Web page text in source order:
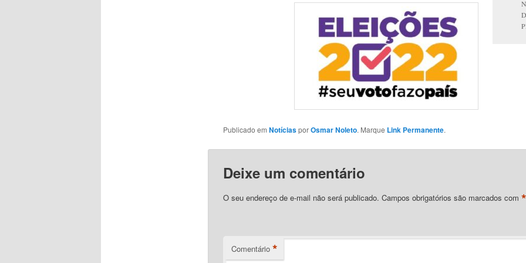
Publicado em NotíciasporOsmar Noleto. Marque Link Permanente.
Deixe um comentário
O seu endereço de e-mail não será publicado. Campos obrigatórios são marcados com *
Comentário *